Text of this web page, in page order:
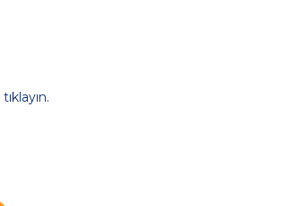
tıklayın.